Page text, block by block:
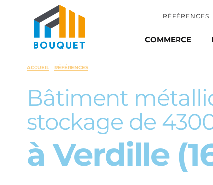
RÉFÉRENCES
COMMERCE
Matériel
Ombrière
ACCUEIL- RÉFÉRENCES
Bâtiment
stockage de
à Verdille